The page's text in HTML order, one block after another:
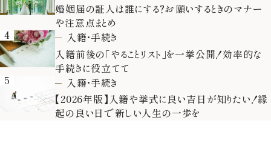
婚姻届の証人は誰にする？お願いするときのマナー
や注意点まとめ
4
入籍・手続き
入籍前後の「やることリスト」を一挙公開！効率的な
手続きに役立てて
5
入籍・手続き
【2026年版】入籍や挙式に良い吉日が知りたい！縁
起の良い日で新しい人生の一歩を